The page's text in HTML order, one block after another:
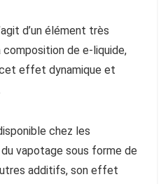
d’un élément très
de e-liquide,
effet dynamique et
chez les
vapotage sous forme de
additifs, son effet